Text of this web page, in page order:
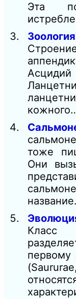
Эта
Зоология
тоже
Они
Класс
первому